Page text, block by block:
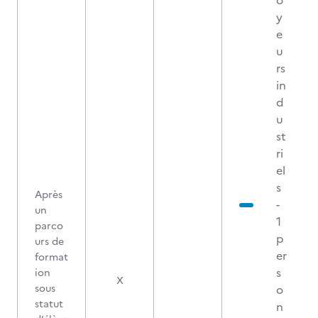
Après
un
parco
urs de
format
ion
sous
statut
X
y
e
u
rs
in
d
u
st
ri
el
s
-
1
p
er
s
o
n